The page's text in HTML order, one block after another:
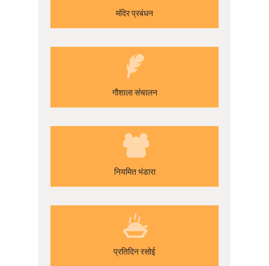
मंदिर प्रबंधन
गौशाला संचालन
नियमित भंडारा
प्रतिदिन रसोई